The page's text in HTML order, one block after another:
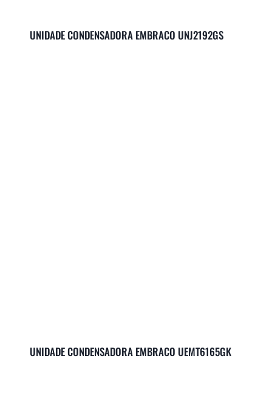
UNIDADE CONDENSADORA EMBRACO UNJ2192GS
UNIDADE CONDENSADORA EMBRACO UEMT6165GK